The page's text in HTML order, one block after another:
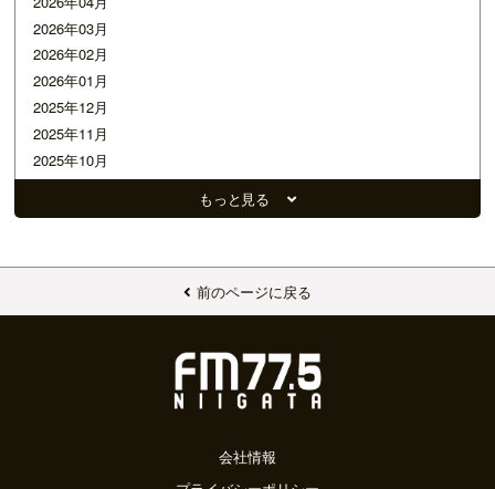
2026年03月
2026年02月
2026年01月
2025年12月
2025年11月
2025年10月
2025年09月
2025年06月
2025年04月
もっと見る
前のページに戻る
会社情報